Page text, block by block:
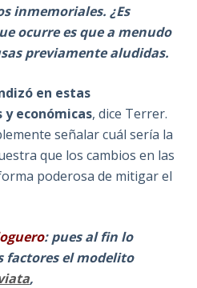
inmemoriales. ¿Es
ocurre es que a menudo
previamente aludidas.
en estas
y económicas, dice Terrer.
señalar cuál sería la
que los cambios en las
poderosa de mitigar el
: pues al fin lo
factores el modelito
,